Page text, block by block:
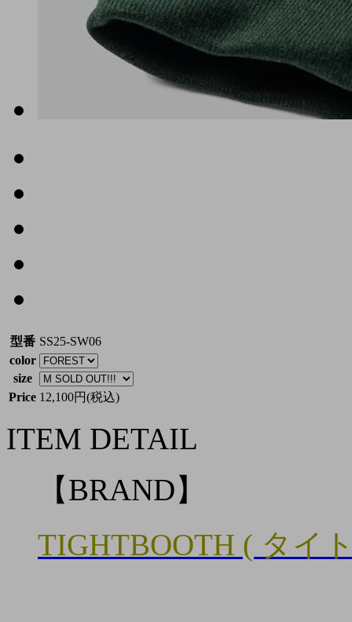
型番 SS25-SW06
color
size
Price 12,100円(税込)
ITEM DETAIL
【BRAND】
TIGHTBOOTH ( タイ